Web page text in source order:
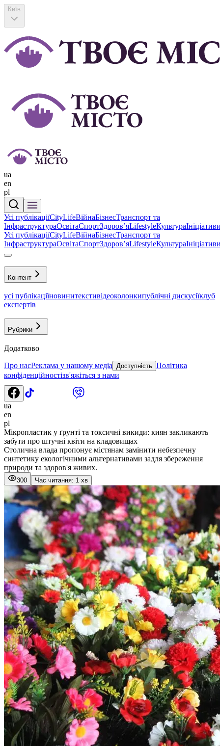
Київ
ua
en
pl
Усі публікаціїCityLifeВійнаБізнесТранспорт та
ІнфраструктураОсвітаСпортЗдоровʼяLifestyleКультура
Усі публікаціїCityLifeВійнаБізнесТранспорт та
ІнфраструктураОсвітаСпортЗдоровʼяLifestyleКультура
Контент
усі публікаціїновинитекстивідеоколонкипублічні дискусіїклуб
експертів
Рубрики
Додатково
Про насРеклама у нашому медіа Доступність Політика
конфіденційностізв'яжіться з нами
ua
en
pl
Мікропластик у ґрунті та токсичні викиди: киян закликають
забути про штучні квіти на кладовищах
Столична влада пропонує містянам замінити небезпечну
синтетику екологічними альтернативами задля збереження
природи та здоров'я живих.
300 Час читання: 1 хв